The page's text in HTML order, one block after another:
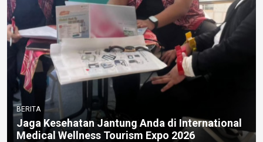
BERITA
Jaga Kesehatan Jantung Anda di International
Medical Wellness Tourism Expo 2026